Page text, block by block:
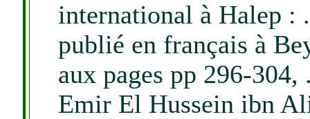
international à Halep :
publié en français à
aux pages pp 296-
Emir El Hussein ibn